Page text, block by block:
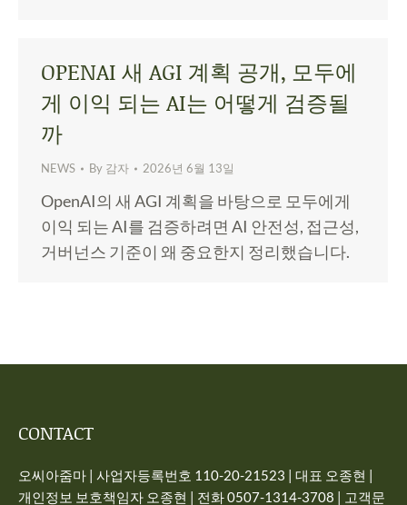
OPENAI 새 AGI 계획 공개, 모두에
게 이익 되는 AI는 어떻게 검증될
까
NEWS By 감자 2026년 6월 13일
OpenAI의 새 AGI 계획을 바탕으로 모두에게
이익 되는 AI를 검증하려면 AI 안전성, 접근성,
거버넌스 기준이 왜 중요한지 정리했습니다.
CONTACT
오씨아줌마 | 사업자등록번호 110-20-21523 | 대표 오종현 |
개인정보 보호책임자 오종현 | 전화 0507-1314-3708 | 고객문